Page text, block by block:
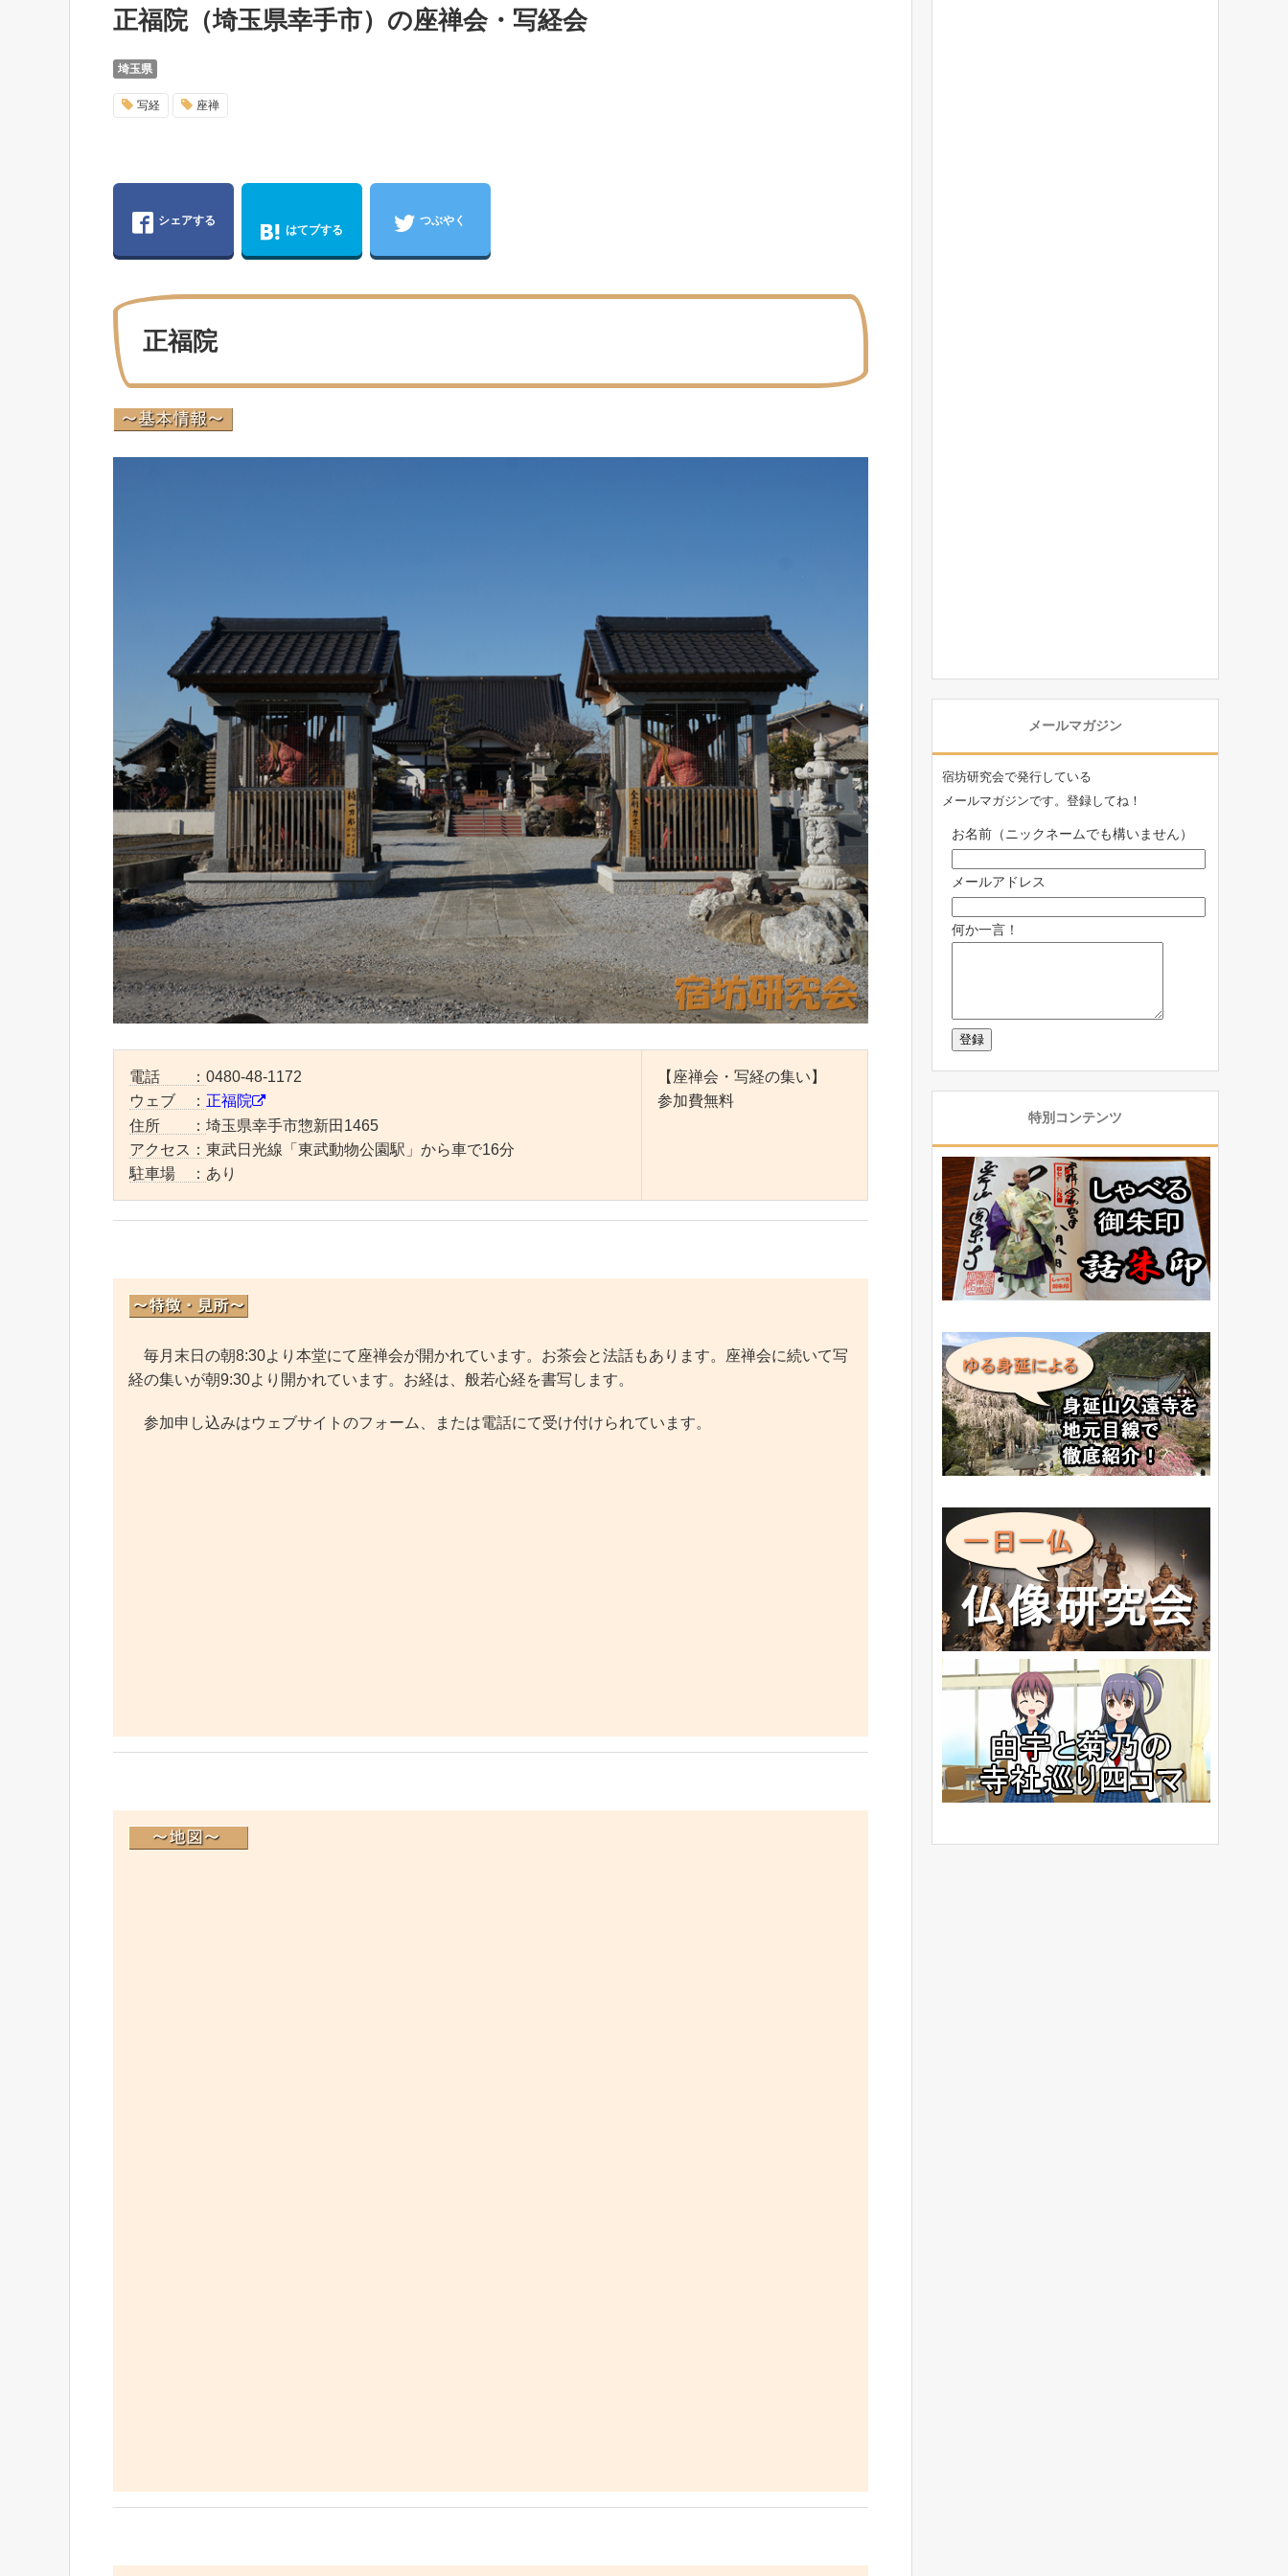
正福院（埼玉県幸手市）の座禅会・写経会
埼玉県
写経 座禅
シェアする
はてブする
つぶやく
正福院
電話 ： 0480-48-1172
ウェブ ： 正福院
住所 ： 埼玉県幸手市惣新田1465
アクセス： 東武日光線「東武動物公園駅」から車で16分
駐車場 ： あり
【座禅会・写経の集い】
参加費無料
毎月末日の朝8:30より本堂にて座禅会が開かれています。お茶会と法話もあります。座禅会に続いて写
経の集いが朝9:30より開かれています。お経は、般若心経を書写します。
参加申し込みはウェブサイトのフォーム、または電話にて受け付けられています。
メールマガジン
宿坊研究会で発行している
メールマガジンです。登録してね！
お名前（ニックネームでも構いません）
メールアドレス
何か一言！
特別コンテンツ